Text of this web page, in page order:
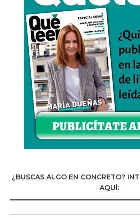
¿BUSCAS ALGO EN CONCRETO?
AQUÍ: